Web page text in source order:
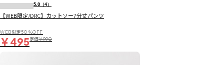
5.0 （4）
【WEB限定/DRC】カットソー7分丈パンツ
WEB限定50％OFF
￥495定価￥990